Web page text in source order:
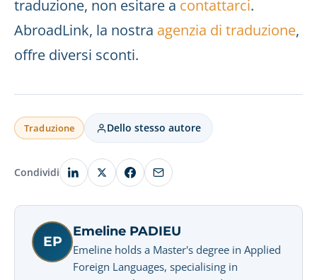
traduzione, non esitare a contattarci.
AbroadLink, la nostra agenzia di traduzione,
offre diversi sconti.
Traduzione Dello stesso autore
Condividi
EP
Emeline PADIEU
Emeline holds a Master's degree in Applied
Foreign Languages, specialising in